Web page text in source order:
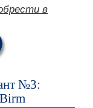
в
№3: